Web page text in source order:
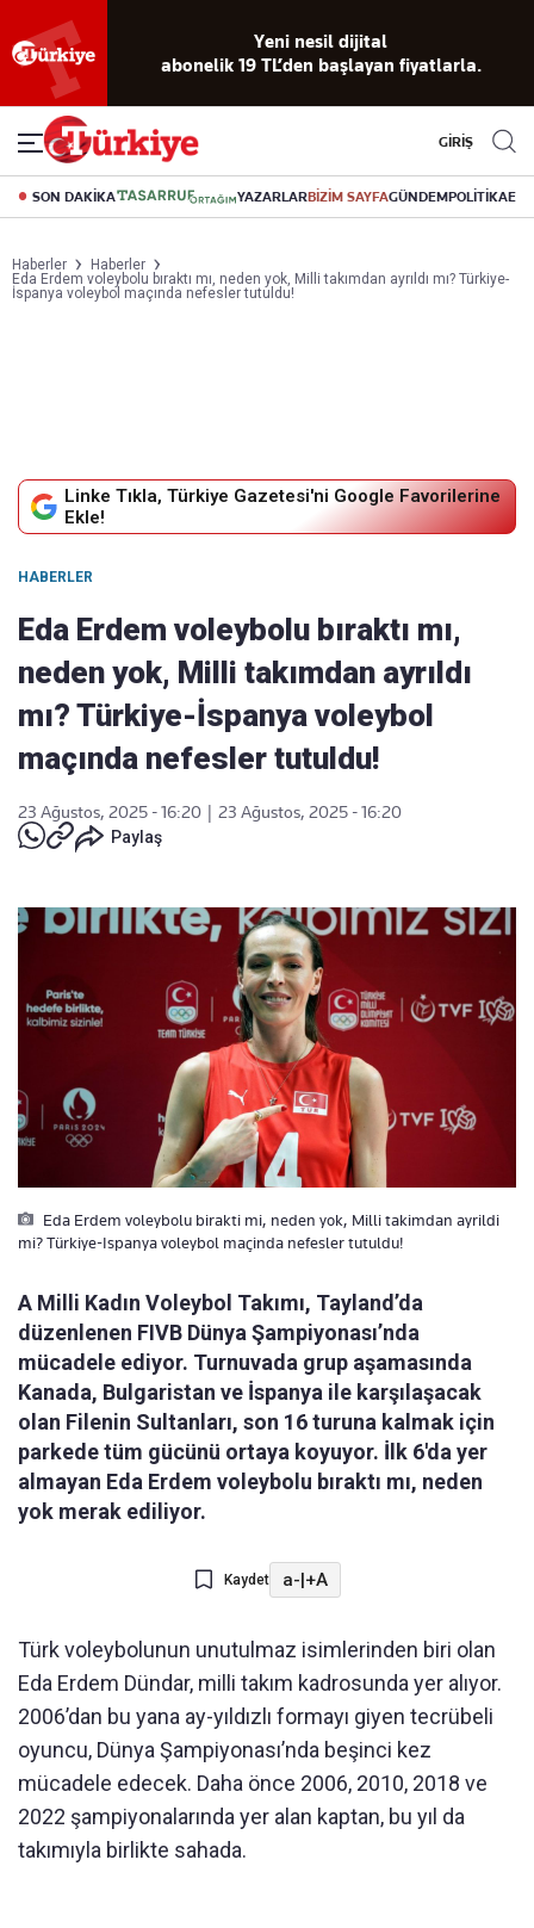
okuma
deneyimi
dijital arşiv
Akıllı haber
asistanı
Eski gazeteleri
indirme
canlı soru
cevap
GİRİŞ
SON DAKİKA YAZARLARBİZİM SAYFAGÜNDEMPOLİTİKA
Haberler
Haberler
Eda Erdem voleybolu bıraktı mı, neden yok, Milli takımdan ayrıldı mı? Türkiye-
İspanya voleybol maçında nefesler tutuldu!
Linke Tıkla, Türkiye Gazetesi'ni Google Favorilerine
Ekle!
HABERLER
Eda Erdem voleybolu bıraktı mı,
neden yok, Milli takımdan ayrıldı
mı? Türkiye-İspanya voleybol
maçında nefesler tutuldu!
23 Ağustos, 2025 - 16:20
23 Ağustos, 2025 - 16:20
Paylaş
Eda Erdem voleybolu birakti mi, neden yok, Milli takimdan ayrildi
mi? Türkiye-Ispanya voleybol maçinda nefesler tutuldu!
A Milli Kadın Voleybol Takımı, Tayland’da
düzenlenen FIVB Dünya Şampiyonası’nda
mücadele ediyor. Turnuvada grup aşamasında
Kanada, Bulgaristan ve İspanya ile karşılaşacak
olan Filenin Sultanları, son 16 turuna kalmak için
parkede tüm gücünü ortaya koyuyor. İlk 6'da yer
almayan Eda Erdem voleybolu bıraktı mı, neden
yok merak ediliyor.
Kaydet a-|+A
Türk voleybolunun unutulmaz isimlerinden biri olan
Eda Erdem Dündar, milli takım kadrosunda yer alıyor.
2006’dan bu yana ay-yıldızlı formayı giyen tecrübeli
oyuncu, Dünya Şampiyonası’nda beşinci kez
mücadele edecek. Daha önce 2006, 2010, 2018 ve
2022 şampiyonalarında yer alan kaptan, bu yıl da
takımıyla birlikte sahada.